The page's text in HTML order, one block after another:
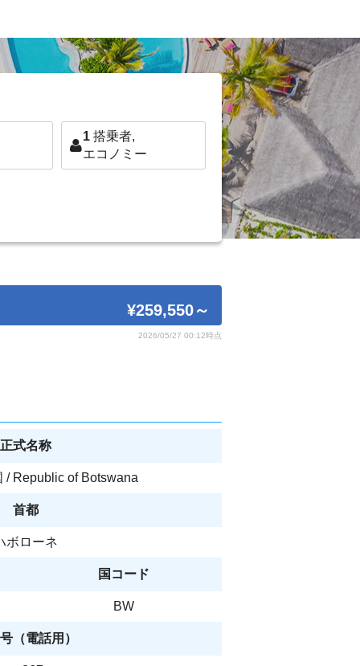
1 搭乗者,
エコノミー
¥259,550～
2026/05/27 00:12時点
正式名称
/ Republic of Botswana
首都
ボローネ
国コード
BW
（電話用）